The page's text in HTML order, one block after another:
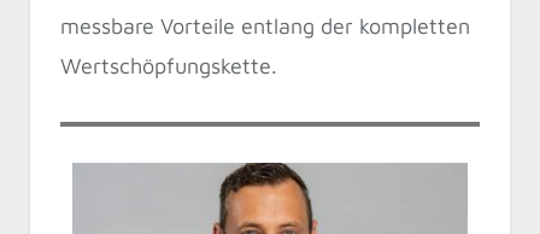
messbare Vorteile entlang der kompletten
Wertschöpfungskette.